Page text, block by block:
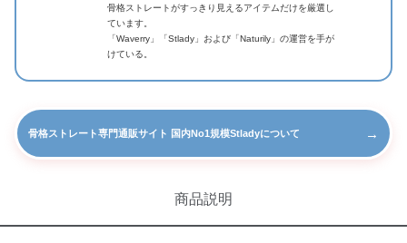
骨格ストレートがすっきり見えるアイテムだけを厳選し
ています。
「Waverry」「Stlady」および「Naturily」の運営を手が
けている。
骨格ストレート専門通販サイト 国内No1規模Stladyについて →
商品説明